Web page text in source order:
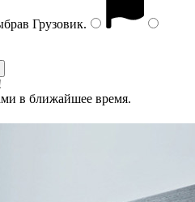
Грузовик.
в ближайшее время.